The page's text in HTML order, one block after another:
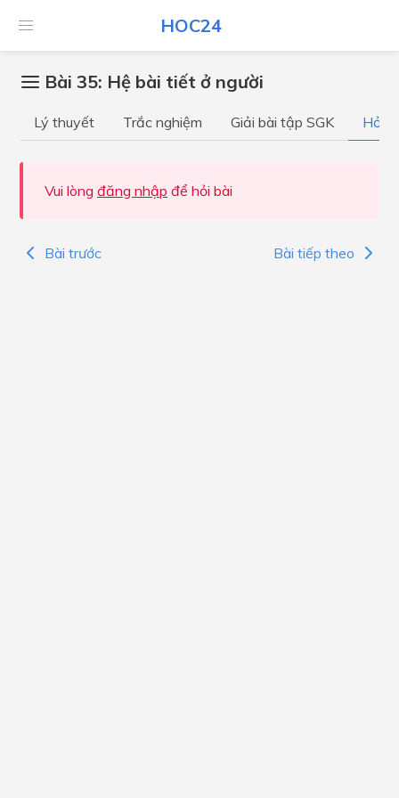
HOC24
Bài 35: Hệ bài tiết ở người
Lý thuyết Trắc nghiệm Giải bài tập SGK Hỏi
Vui lòng đăng nhập để hỏi bài
Bài trước Bài tiếp theo